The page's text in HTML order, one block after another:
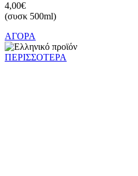
4,00€
(συσκ 500ml)
ΑΓΟΡΑ
ΠΕΡΙΣΣΟΤΕΡΑ